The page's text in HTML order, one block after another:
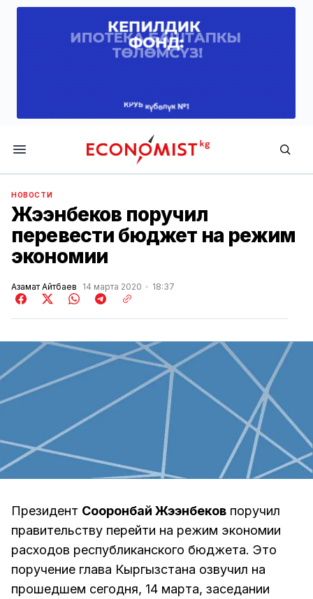
Economist.kg
НОВОСТИ
Жээнбеков поручил
перевести бюджет на режим
экономии
Азамат Айтбаев 14 марта 2020 18:37
Президент Сооронбай Жээнбеков поручил
правительству перейти на режим экономии
расходов республиканского бюджета. Это
поручение глава Кыргызстана озвучил на
прошедшем сегодня, 14 марта, заседании